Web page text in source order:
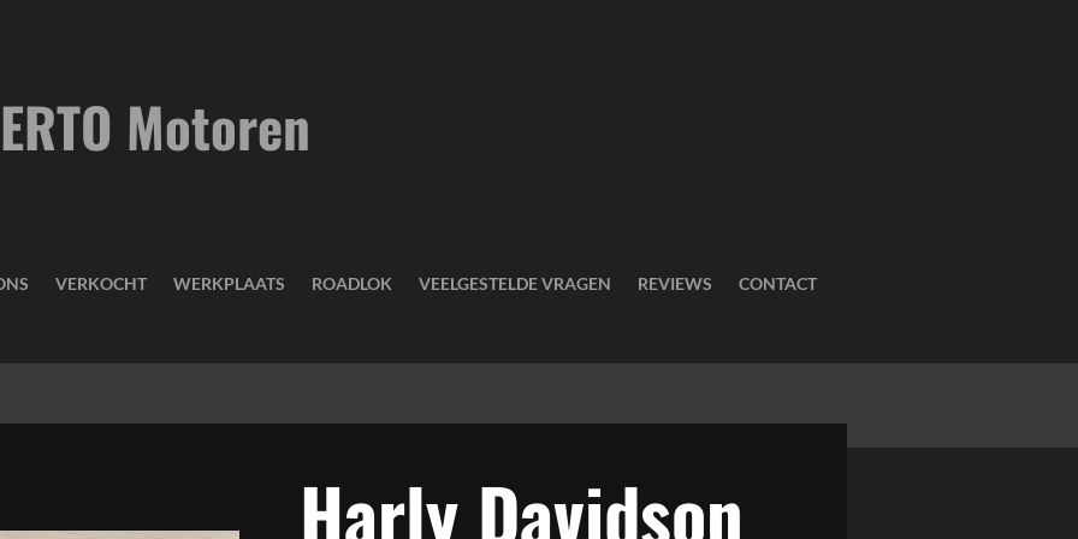
Motoren
VERKOCHT WERKPLAATS ROADLOK VEELGESTELDE VRAGEN REVIEWS CONTACT
Harly Davidson